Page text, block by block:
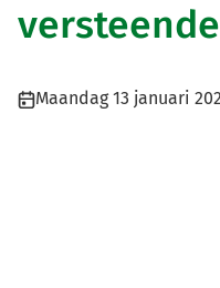
Publicatiedatum:
Maandag 13 januari